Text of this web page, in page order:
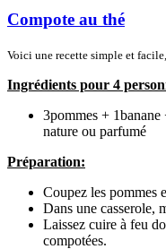
Compote au thé
Voici une recette simple et
Ingrédients pour 4
3pommes +
nature ou parfumé
Préparation:
Coupez les pommes
Dans une casserole,
Laissez cuire à feu
compotées.